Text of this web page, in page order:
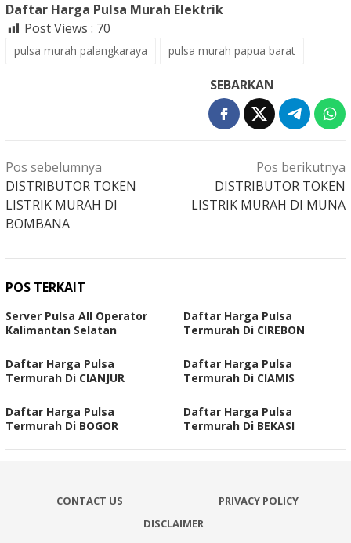
Daftar Harga Pulsa Murah Elektrik
Post Views : 70
pulsa murah palangkaraya pulsa murah papua barat
SEBARKAN
Navigasi
pos
Pos sebelumnya
DISTRIBUTOR TOKEN
LISTRIK MURAH DI
BOMBANA
Pos berikutnya
DISTRIBUTOR TOKEN
LISTRIK MURAH DI MUNA
POS TERKAIT
Server Pulsa All Operator
Kalimantan Selatan
Daftar Harga Pulsa
Termurah Di CIREBON
Daftar Harga Pulsa
Termurah Di CIANJUR
Daftar Harga Pulsa
Termurah Di CIAMIS
Daftar Harga Pulsa
Termurah Di BOGOR
Daftar Harga Pulsa
Termurah Di BEKASI
CONTACT US
PRIVACY POLICY
DISCLAIMER